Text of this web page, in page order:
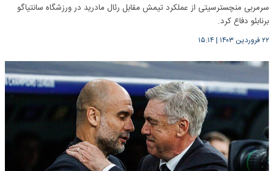
سرمربی منچسترسیتی از عملکرد تیمش مقابل رئال مادرید در ورزشگاه سانتیاگو
برنابئو دفاع کرد.
۲۲ فروردین ۱۴۰۳ |۱۵:۱۴